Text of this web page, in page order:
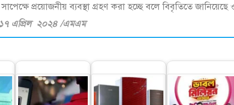
প্রয়োজনীয় ব্যবস্থা গ্রহণ করা হচ্ছে বলে বিবৃতিতে জানিয়েছে
/ ১৭ এপ্রিল ২০২৪ /এমএম